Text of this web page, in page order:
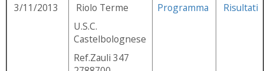
3/11/2013
Riolo Terme
U.S.C.
Castelbolognese
Ref.Zauli 347
Programma Risultati